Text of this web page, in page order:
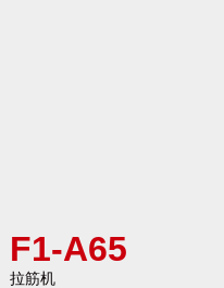
F1-A65
拉筋机